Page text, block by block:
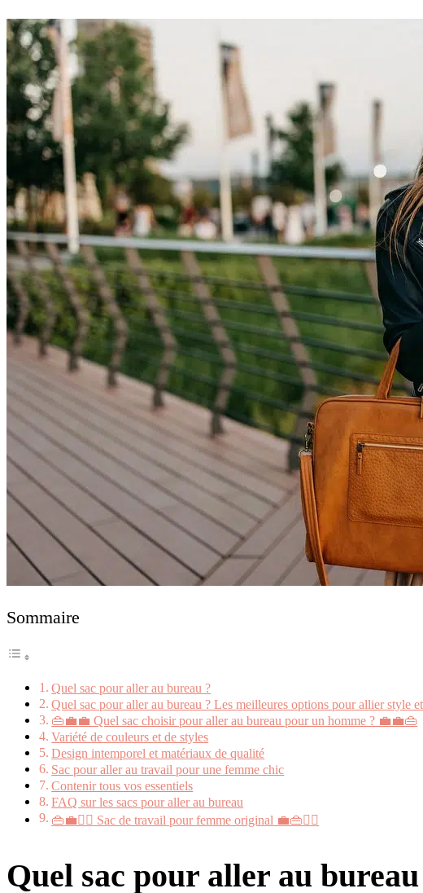
Sommaire
Quel sac pour aller au bureau ?
Quel sac pour aller au bureau ? Les meilleures options pour allier style
👜💼💼 Quel sac choisir pour aller au bureau pour un homme ? 💼💼👜
Variété de couleurs et de styles
Design intemporel et matériaux de qualité
Sac pour aller au travail pour une femme chic
Contenir tous vos essentiels
FAQ sur les sacs pour aller au bureau
👜💼💁‍♀️ Sac de travail pour femme original 💼👜💁‍♀️
Quel sac pour aller au